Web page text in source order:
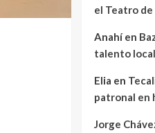
el Teatro de
Anahíen
talento
Elia en
patronal en
Jorge